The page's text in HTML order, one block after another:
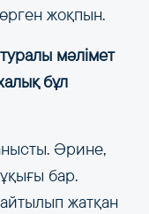
жоқпын.
мәлімет
бұл
Әрине,
бар.
жатқан